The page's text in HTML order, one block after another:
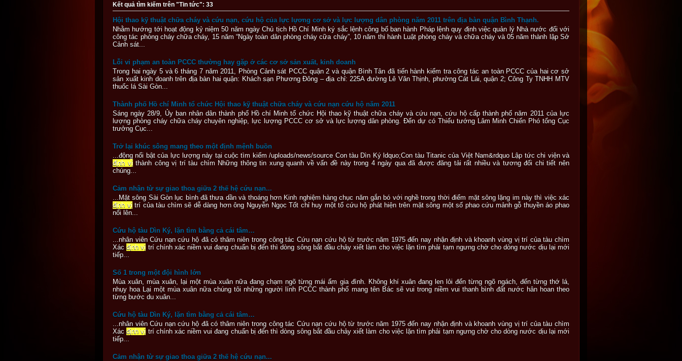
Kết quả tìm kiếm trên "Tin tức": 33
Hội thao kỹ thuật chữa cháy và cứu nạn, cứu hộ của lực lựơng cơ sở và lực lượng dân phòng năm 2011 trên địa bàn quận Bình Thạnh.
Nhằm hướng tới hoạt động kỷ niệm 50 năm ngày Chủ tịch Hồ Chí Minh ký sắc lệnh công bố ban hành Pháp lệnh quy định việc quản lý Nhà nước đối với
công tác phòng cháy chữa cháy, 15 năm “Ngày toàn dân phòng cháy cữa cháy”, 10 năm thi hành Luật phòng cháy và chữa cháy và 05 năm thành lập Sở
Cảnh sát...
Lỗi vi phạm an toàn PCCC thường hay gặp ở các cơ sở sản xuất, kinh doanh
Trong hai ngày 5 và 6 tháng 7 năm 2011, Phòng Cảnh sát PCCC quận 2 và quận Bình Tân đã tiến hành kiểm tra công tác an toàn PCCC của hai cơ sở
sản xuất kinh doanh trên địa bàn hai quận: Khách sạn Phương Đông – địa chỉ: 225A đường Lê Văn Thịnh, phường Cát Lái, quận 2; Công Ty TNHH MTV
thuốc lá Sài Gòn...
Thành phố Hồ chí Minh tổ chức Hội thao kỹ thuật chữa cháy và cứu nạn cứu hộ năm 2011
Sáng ngày 28/9, Ủy ban nhân dân thành phố Hồ chí Minh tổ chức Hội thao kỹ thuật chữa cháy và cứu nạn, cứu hộ cấp thành phố năm 2011 của lực
lượng phòng cháy chữa cháy chuyên nghiệp, lực lượng PCCC cơ sở và lực lượng dân phòng. Đến dự có Thiếu tướng Lâm Minh Chiến Phó tổng Cục
trưởng Cục...
Trở lại khúc sông mang theo một định mệnh buồn
...động nổi bật của lực lượng này tại cuộc tìm kiếm /uploads/news/source Con tàu Dìn Ký ldquo;Con tàu Titanic của Việt Nam&rdquo Lập tức chi viện và
định vị thành công vị trí tàu chìm Những thông tin xung quanh về vấn đề này trong 4 ngày qua đã được đăng tải rất nhiều và tương đối chi tiết nên
chúng...
Cảm nhận từ sự giao thoa giữa 2 thế hệ cứu nạn...
...Mặt sông Sài Gòn lục bình đã thưa dần và thoáng hơn Kinh nghiệm hàng chục năm gắn bó với nghề trong thời điểm mặt sông lặng im này thì việc xác
định vị trí của tàu chìm sẽ dễ dàng hơn ông Nguyễn Ngọc Tốt chỉ huy một tổ cứu hộ phát hiện trên mặt sông một số phao cứu mảnh gỗ thuyền áo phao
nổi lên...
Cứu hộ tàu Dìn Ký, lặn tìm bằng cả cái tâm…
...nhân viên Cứu nạn cứu hộ đã có thâm niên trong công tác Cứu nạn cứu hộ từ trước năm 1975 đến nay nhận định và khoanh vùng vị trí của tàu chìm
Xácđịnh vị trí chính xác niềm vui đang chuẩn bị đến thì dòng sông bắt đầu chảy xiết làm cho việc lặn tìm phải tạm ngưng chờ cho dòng nước dịu lại mới
tiếp...
Số 1 trong một đội hình lớn
Mùa xuân, mùa xuân, lại một mùa xuân nữa đang chạm ngõ từng mái ấm gia đình. Không khí xuân đang len lỏi đến từng ngõ ngách, đến từng thớ lá,
nhụy hoa Lại một mùa xuân nữa chúng tôi những người lính PCCC thành phố mang tên Bác sẽ vui trong niềm vui thanh bình đất nước hân hoan theo
từng bước du xuân...
Cứu hộ tàu Dìn Ký, lặn tìm bằng cả cái tâm…
...nhân viên Cứu nạn cứu hộ đã có thâm niên trong công tác Cứu nạn cứu hộ từ trước năm 1975 đến nay nhận định và khoanh vùng vị trí của tàu chìm
Xácđịnh vị trí chính xác niềm vui đang chuẩn bị đến thì dòng sông bắt đầu chảy xiết làm cho việc lặn tìm phải tạm ngưng chờ cho dòng nước dịu lại mới
tiếp...
Cảm nhận từ sự giao thoa giữa 2 thế hệ cứu nạn...